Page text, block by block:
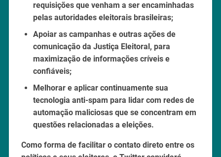
requisições que venham a ser encaminhadas
pelas autoridades eleitorais brasileiras;
Apoiar as campanhas e outras ações de
comunicação da Justiça Eleitoral, para
maximização de informações críveis e
confiáveis;
Melhorar e aplicar continuamente sua
tecnologia anti-spam para lidar com redes de
automação maliciosas que se concentram em
questões relacionadas a eleições.
Como forma de facilitar o contato direto entre os